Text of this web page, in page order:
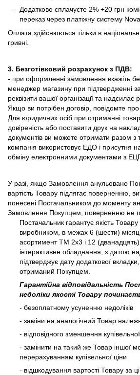
Додатково сплачуєте 2% +20 грн
переказ через платіжну систему
Оплата здійснюється тільки в
гривні.
3. Безготівковий розрахунок з ПДВ:
- при оформленні замовлення вкажіть
менеджер магазину при підтвердженні
реквізити вашої організації та надсилає
Якщо ви потрібен договір, повідомте
Для юридичних осіб при отриманні
довіреність або поставити друк на
документів ви можете отримати разом
компанія використовує ЕДО і присутня
обміну електронними документами з
У разі, якщо Замовлення анульовано
вартість Товару підлягає поверненню,
понесені Постачальником до моменту
Замовлення Покупцем, поверненню не
Постачальник гарантує якість
виробником, в межах 6 (шести)
асортимент ТМ 2х3 і 12 (дванадцять)
інтерактивне обладнання, з датою
підтверджує дату додаткової
отриманий Покупцем.
Гарантійна відповідальність
недоліки якості Товару
- безоплатному усуненню недоліків
- заміни на аналогічний Товар
- відповідного зменшення
- замінити на такий же Товар іншої
перерахуванням купівельної ціни
- відшкодування вартості Товару за